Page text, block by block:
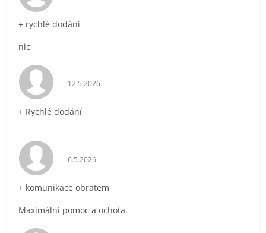
+ rychlé dodání
nic
Hodnocení obchodu je 5 z 5 hvězdiček.
12.5.2026
+ Rychlé dodání
Hodnocení obchodu je 5 z 5 hvězdiček.
6.5.2026
+ komunikace obratem
Maximální pomoc a ochota.